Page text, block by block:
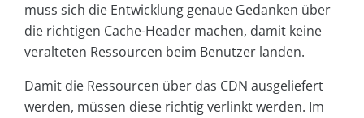
muss sich die Entwicklung genaue Gedanken über
die richtigen Cache-Header machen, damit keine
veralteten Ressourcen beim Benutzer landen.
Damit die Ressourcen über das CDN ausgeliefert
werden, müssen diese richtig verlinkt werden. Im